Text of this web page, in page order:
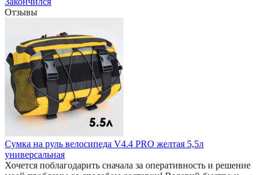
Отзывы
Сумка на руль велосипеда V4.4 PRO желтая 5,5л
универсальная
Хочется поблагодарить сначала за оперативность и решение